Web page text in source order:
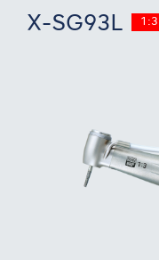
X-SG93L 1:3